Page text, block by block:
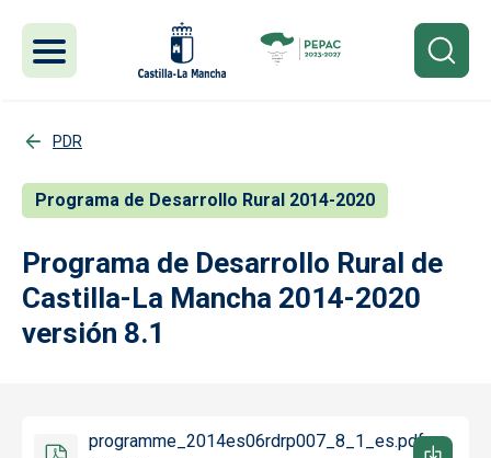
PDR
Programa de Desarrollo Rural 2014-2020
Programa de Desarrollo Rural de
Castilla-La Mancha 2014-2020
versión 8.1
programme_2014es06rdrp007_8_1_es.pdf